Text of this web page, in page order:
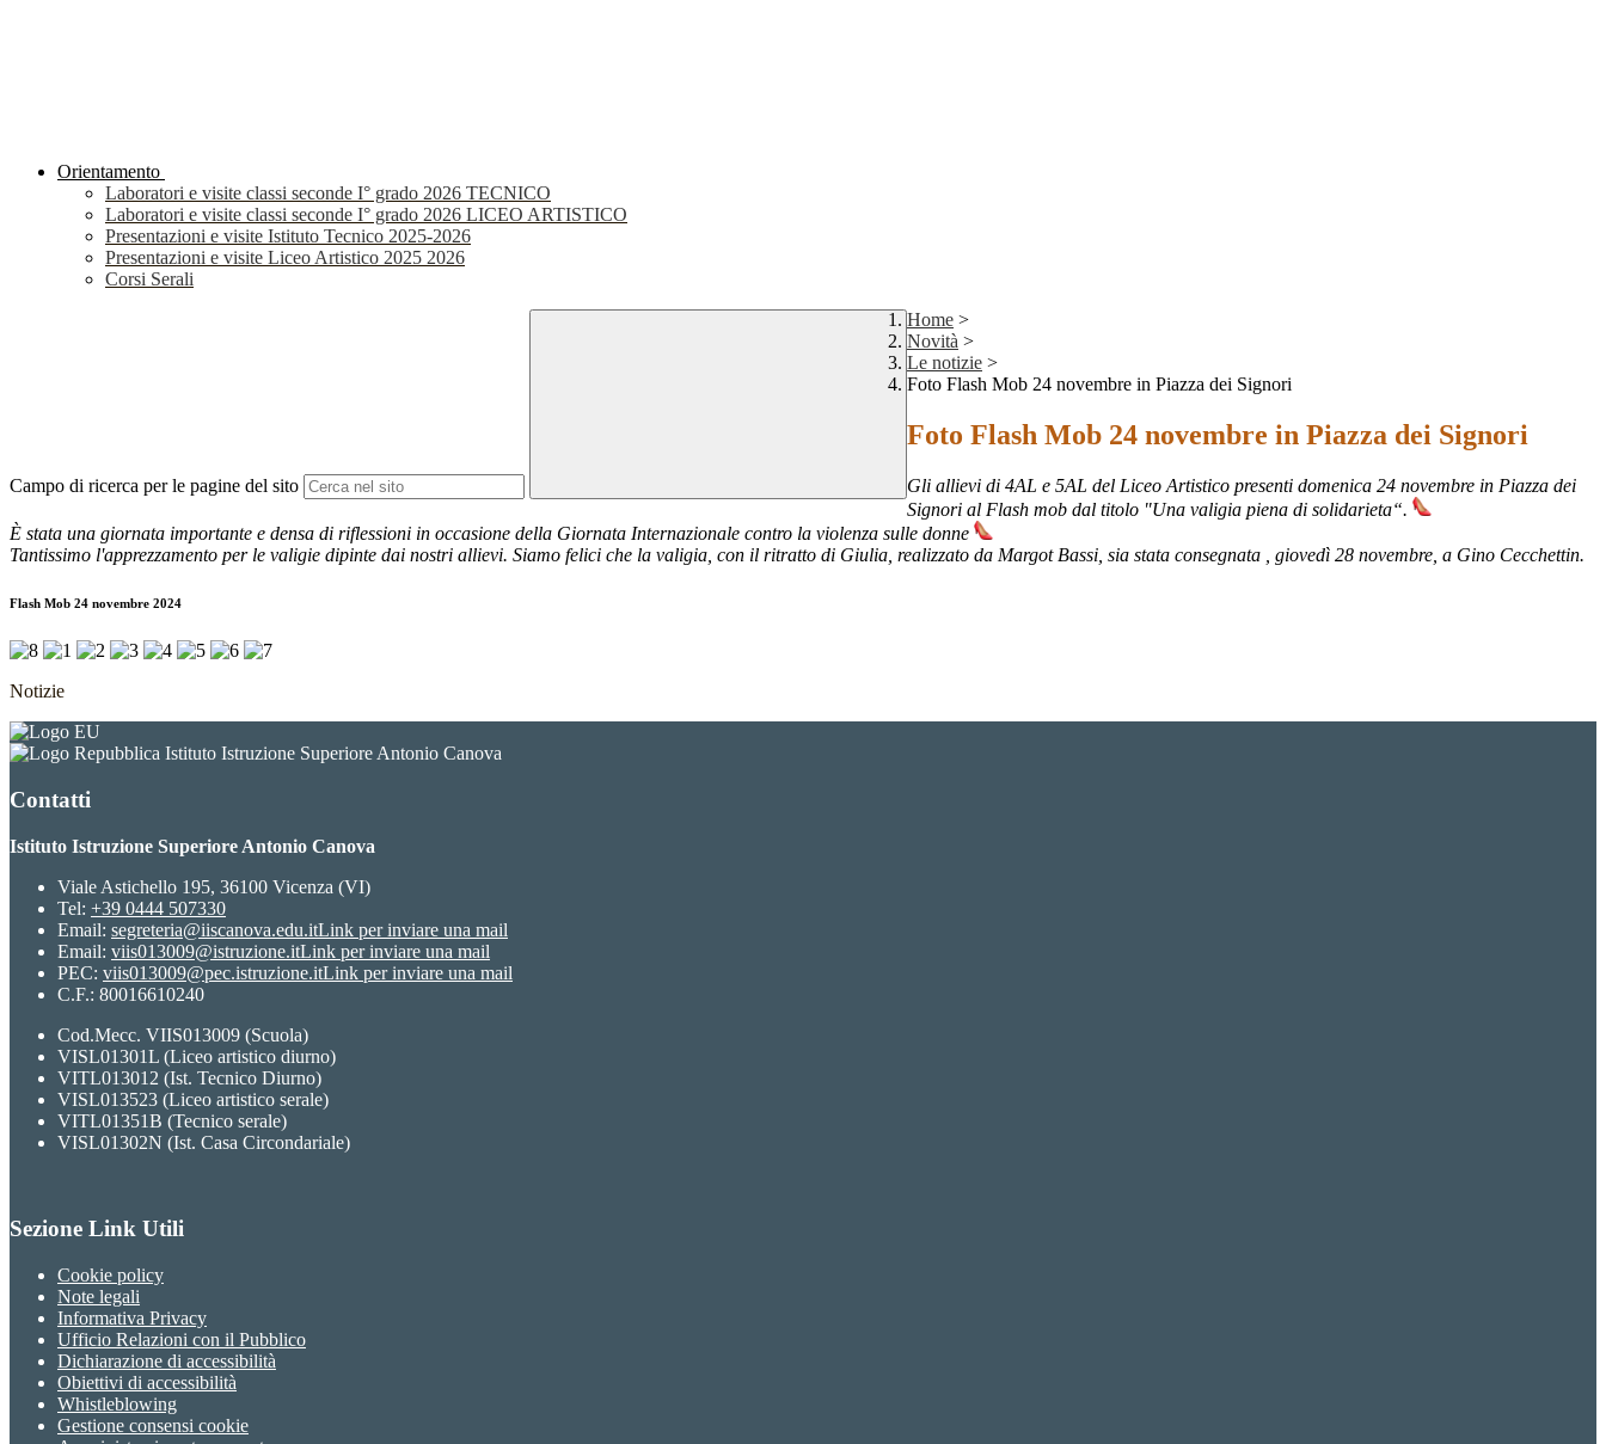
Orientamento
Laboratori e visite classi seconde I° grado 2026 TECNICO
Laboratori e visite classi seconde I° grado 2026 LICEO ARTISTICO
Presentazioni e visite Istituto Tecnico 2025-2026
Presentazioni e visite Liceo Artistico 2025 2026
Corsi Serali
Campo di ricerca per le pagine del sito
Home >
Novità >
Le notizie >
Foto Flash Mob 24 novembre in Piazza dei Signori
Foto Flash Mob 24 novembre in Piazza dei Signori
Gli allievi di 4AL e 5AL del Liceo Artistico presenti domenica 24 novembre in Piazza dei
Signori al Flash mob dal titolo "Una valigia piena di solidarieta“.
È stata una giornata importante e densa di riflessioni in occasione della Giornata Internazionale contro la violenza sulle donne
Tantissimo l'apprezzamento per le valigie dipinte dai nostri allievi. Siamo felici che la valigia, con il ritratto di Giulia, realizzato da Margot Bassi, sia stata consegnata , giovedì 28 novembre, a Gino Cecchettin.
Flash Mob 24 novembre 2024
Notizie
Istituto Istruzione Superiore Antonio Canova
Contatti
Istituto Istruzione Superiore Antonio Canova
Viale Astichello 195, 36100 Vicenza (VI)
Tel: +39 0444 507330
Email: segreteria@iiscanova.edu.itLink per inviare una mail
Email: viis013009@istruzione.itLink per inviare una mail
PEC: viis013009@pec.istruzione.itLink per inviare una mail
C.F.: 80016610240
Cod.Mecc. VIIS013009 (Scuola)
VISL01301L (Liceo artistico diurno)
VITL013012 (Ist. Tecnico Diurno)
VISL013523 (Liceo artistico serale)
VITL01351B (Tecnico serale)
VISL01302N (Ist. Casa Circondariale)
Sezione Link Utili
Cookie policy
Note legali
Informativa Privacy
Ufficio Relazioni con il Pubblico
Dichiarazione di accessibilità
Obiettivi di accessibilità
Whistleblowing
Gestione consensi cookie